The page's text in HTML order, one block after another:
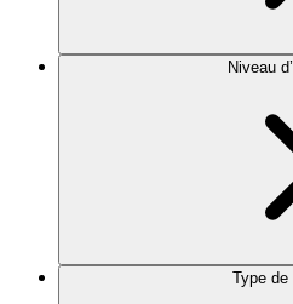
Niveau
Type de